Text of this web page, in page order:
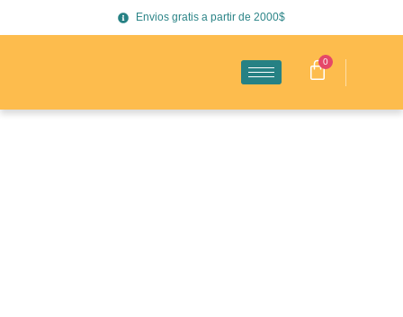
Envios gratis a partir de 2000$
0